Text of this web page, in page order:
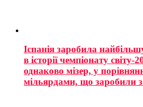
Іспанія заробила
в історії чемпіонату світу-
однаково мізер, у
мільярдами, що заробили